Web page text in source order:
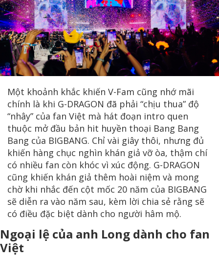
Một khoảnh khắc khiến V-Fam cũng nhớ mãi
chính là khi G-DRAGON đã phải “chịu thua” độ
“nhây” của fan Việt mà hát đoạn intro quen
thuộc mở đầu bản hit huyền thoại Bang Bang
Bang của BIGBANG. Chỉ vài giây thôi, nhưng đủ
khiến hàng chục nghìn khán giả vỡ òa, thậm chí
có nhiều fan còn khóc vì xúc động. G-DRAGON
cũng khiến khán giả thêm hoài niệm và mong
chờ khi nhắc đến cột mốc 20 năm của BIGBANG
sẽ diễn ra vào năm sau, kèm lời chia sẻ rằng sẽ
có điều đặc biệt dành cho người hâm mộ.
Ngoại lệ của anh Long dành cho fan
Việt